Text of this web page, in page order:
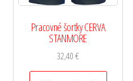
Pracovné šortky CERVA
STANMORE
32,40€